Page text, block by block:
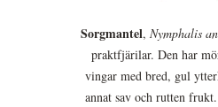
Sorgmantel, Nymphalis
praktfjärilar. Den har
vingar med bred, gul
annat sav och rutten